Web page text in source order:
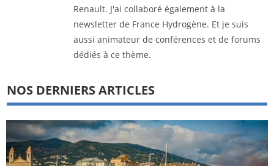
Renault. J'ai collaboré également à la
newsletter de France Hydrogène. Et je suis
aussi animateur de conférences et de forums
dédiés à ce thème.
NOS DERNIERS ARTICLES